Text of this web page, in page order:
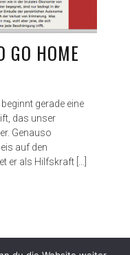
GO HOME
gerade eine
das unser
Genauso
auf den
er als Hilfskraft […]